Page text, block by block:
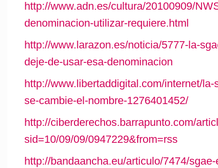
http://www.adn.es/cultura/20100909/
denominacion-utilizar-requiere.html
http://www.larazon.es/noticia/5777-la-
deje-de-usar-esa-denominacion
http://www.libertaddigital.com/internet/
se-cambie-el-nombre-1276401452/
http://ciberderechos.barrapunto.com/
sid=10/09/09/0947229&from=rss
http://bandaancha.eu/articulo/7474/